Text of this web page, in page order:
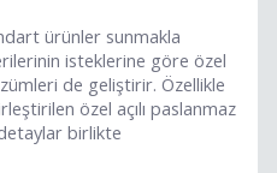
ürünler sunmakla
isteklerine göre özel
de geliştirir. Özellikle
özel açılı paslanmaz
birlikte